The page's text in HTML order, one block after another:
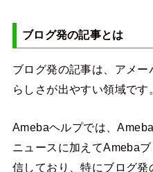
ブログ発の記事とは
ブログ発の記事は、アメ
らしさが出やすい領域です
Amebaヘルプでは、
ニュースに加えてAmeba
信しており、特にブログ